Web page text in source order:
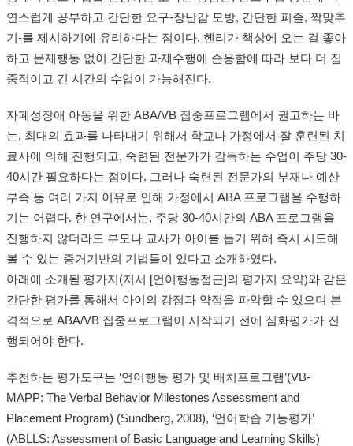
연스럽게 공부하고 간단한 요구-장난감 모방, 간단한 퍼즐, 짝맞추
기-를 제시하기에 유리하다는 점이다. 헨리가 책상에 오는 걸 좋아
하고 문제행동 없이 간단한 과제수행에 순응함에 따라 보다 더 집
중적이고 긴 시간의 수업이 가능해진다.
자폐성장애 아동을 위한 ABA/VB 집중프로그램에서 권고하는 바
는, 최대의 효과를 나타내기 위해서 학교나 가정에서 잘 훈련된 치
료사에 의해 진행되고, 숙련된 전문가가 감독하는 수업이 주당 30-
40시간 필요하다는 점이다. 그러나 숙련된 전문가의 부재나 예산
부족 등 여러 가지 이유로 인해 가정에서 ABA 프로그램을 수행하
기는 어렵다. 한 연구에서는, 주당 30-40시간의 ABA 프로그램을
진행하지 않더라도 부모나 교사가 아이를 돕기 위해 즉시 시도해
볼 수 있는 증거기반의 기법들이 있다고 소개하였다.
아래에 소개될 평가지(저서 [언어행동접근]의 평가지 요약)와 같은
간단한 평가를 통해서 아이의 강점과 약점을 파악할 수 있으며 본
격적으로 ABA/VB 집중프로그램이 시작되기 전에 심화평가가 진
행되어야 한다.
추천하는 평가도구는 ‘언어행동 평가 및 배치프로그램’(VB-
MAPP: The Verbal Behavior Milestones Assessment and
Placement Program) (Sundberg, 2008), ‘언어학습 기능평가’
(ABLLS: Assessment of Basic Language and Learning Skills)